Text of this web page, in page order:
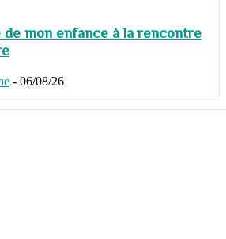
de mon enfance à la rencontre
- 06/08/26